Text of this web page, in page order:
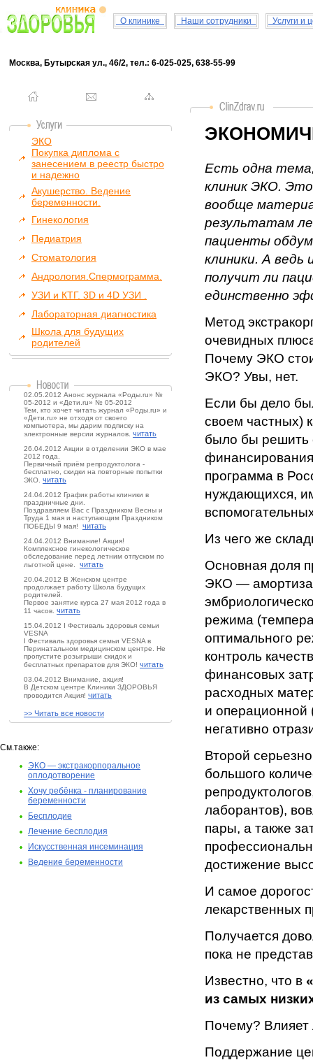
О клинике Наши сотрудники Услуги и
Москва, Бутырская ул., 46/2, тел.: 6-025-025, 638-55-99
ЭКО
Покупка диплома с
занесением в реестр быстро
и надежно
Акушерство. Ведение
беременности.
Гинекология
Педиатрия
Стоматология
Андрология.Спермограмма.
УЗИ и КТГ. 3D и 4D УЗИ .
Лабораторная диагностика
Школа для будущих
родителей
02.05.2012 Анонс журнала «Роды.ru» №
05-2012 и «Дети.ru» № 05-2012
Тем, кто хочет читать журнал «Роды.ru» и
«Дети.ru» не отходя от своего
компьютера, мы дарим подписку на
электронные версии журналов. читать
26.04.2012 Акции в отделении ЭКО в мае
2012 года.
Первичный приём репродуктолога -
бесплатно, скидки на повторные попытки
ЭКО. читать
24.04.2012 График работы клиники в
праздничные дни.
Поздравляем Вас с Праздником Весны и
Труда 1 мая и наступающим Праздником
ПОБЕДЫ 9 мая! читать
24.04.2012 Внимание! Акция!
Комплексное гинекологическое
обследование перед летним отпуском по
льготной цене. читать
20.04.2012 В Женском центре
продолжает работу Школа будущих
родителей.
Первое занятие курса 27 мая 2012 года в
11 часов. читать
15.04.2012 I Фестиваль здоровья семьи
VESNA
I Фестиваль здоровья семьи VESNA в
Перинатальном медицинском центре. Не
пропустите розыгрыши скидок и
бесплатных препаратов для ЭКО! читать
03.04.2012 Внимание, акция!
В Детском центре Клиники ЗДОРОВЬЯ
проводится Акция! читать
>> Читать все новости
См.также:
ЭКО — экстракорпоральное
оплодотворение
Хочу ребёнка - планирование
беременности
Бесплодие
Лечение бесплодия
Искусственная инсеминация
Ведение беременности
Есть одна
клиник ЭКО.
вообще
результатам
пациенты
клиники. А
получит ли
единственно
Метод
очевидных
Почему ЭКО
ЭКО? Увы, нет.
Если бы дело
своем частных)
было бы решить
программа в
нуждающихся,
Из чего же
Основная доля
ЭКО —
режима
оптимального
контроль
финансовых
расходных
и операционной
негативно
Второй
большого
лаборантов),
пары, а также
достижение
И самое
лекарственных
Получается
пока не
Известно, что в
из самых
Почему? Влияет
Поддержание